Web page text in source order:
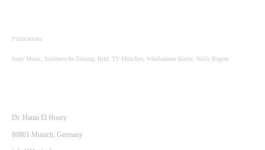
Publications:
Sony Music, Süddeutsche Zeitung, Bild, TV München, Wiesbadener Kurier, Willy Bogner
Dr. Hania El Houry
80801 Munich, Germany